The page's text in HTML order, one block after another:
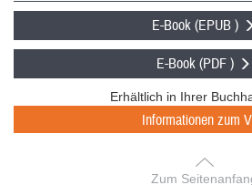
E-Book (EPUB )
E-Book (PDF )
Erhältlich in Ihrer
Informationen zum
Zum